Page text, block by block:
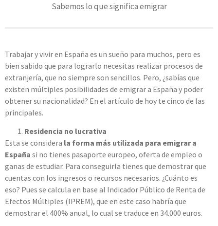
Sabemos lo que significa emigrar
Trabajar y vivir en España es un sueño para muchos, pero es
bien sabido que para lograrlo necesitas realizar procesos de
extranjería, que no siempre son sencillos. Pero, ¿sabías que
existen múltiples posibilidades de emigrar a España y poder
obtener su nacionalidad? En el artículo de hoy te cinco de las
principales.
Residencia no lucrativa
Esta se considera la forma más utilizada para emigrar a
España si no tienes pasaporte europeo, oferta de empleo o
ganas de estudiar. Para conseguirla tienes que demostrar que
cuentas con los ingresos o recursos necesarios. ¿Cuánto es
eso? Pues se calcula en base al Indicador Público de Renta de
Efectos Múltiples (IPREM), que en este caso habría que
demostrar el 400% anual, lo cual se traduce en 34.000 euros.